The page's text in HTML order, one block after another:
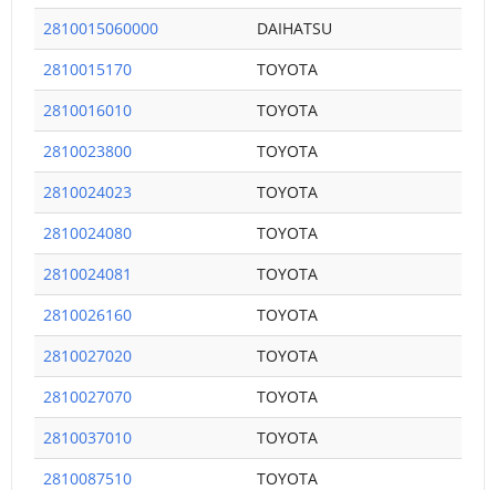
2810015060000
DAIHATSU
2810015170
TOYOTA
2810016010
TOYOTA
2810023800
TOYOTA
2810024023
TOYOTA
2810024080
TOYOTA
2810024081
TOYOTA
2810026160
TOYOTA
2810027020
TOYOTA
2810027070
TOYOTA
2810037010
TOYOTA
2810087510
TOYOTA